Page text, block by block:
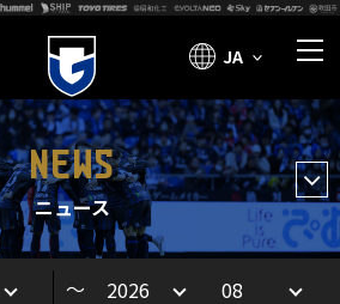
JA
NEWS
ニュース
～